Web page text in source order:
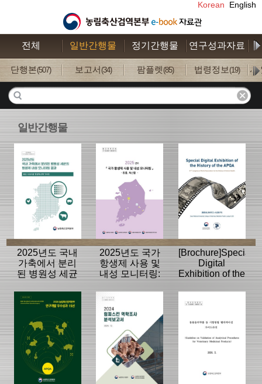
Korean English
전체 일반간행물 정기간행물 연구성과자료
단행본(507) 보고서 (34) 팜플렛 (85) 법령정보(19) 사
일반간행물
2025년도 국내
가축에서 분리
된 병원성 세균
모니터링 결과
2025년도 국가
항생제 사용 및
내성 모니터링:
[Brochure]Special
Digital
Exhibition of the
APQA